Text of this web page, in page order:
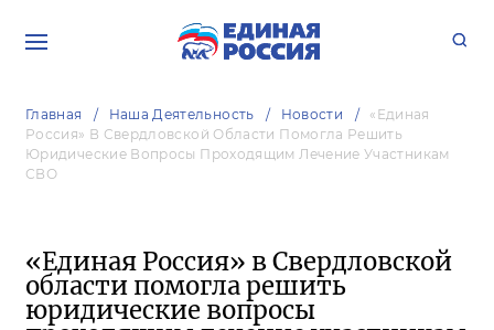
Главная Наша Деятельность Новости
«Единая
Россия» В Свердловской Области Помогла Решить
Юридические Вопросы Проходящим Лечение Участникам
СВО
«Единая Россия» в Свердловской
области помогла решить
юридические вопросы